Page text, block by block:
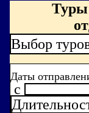
Выбор
Даты
c